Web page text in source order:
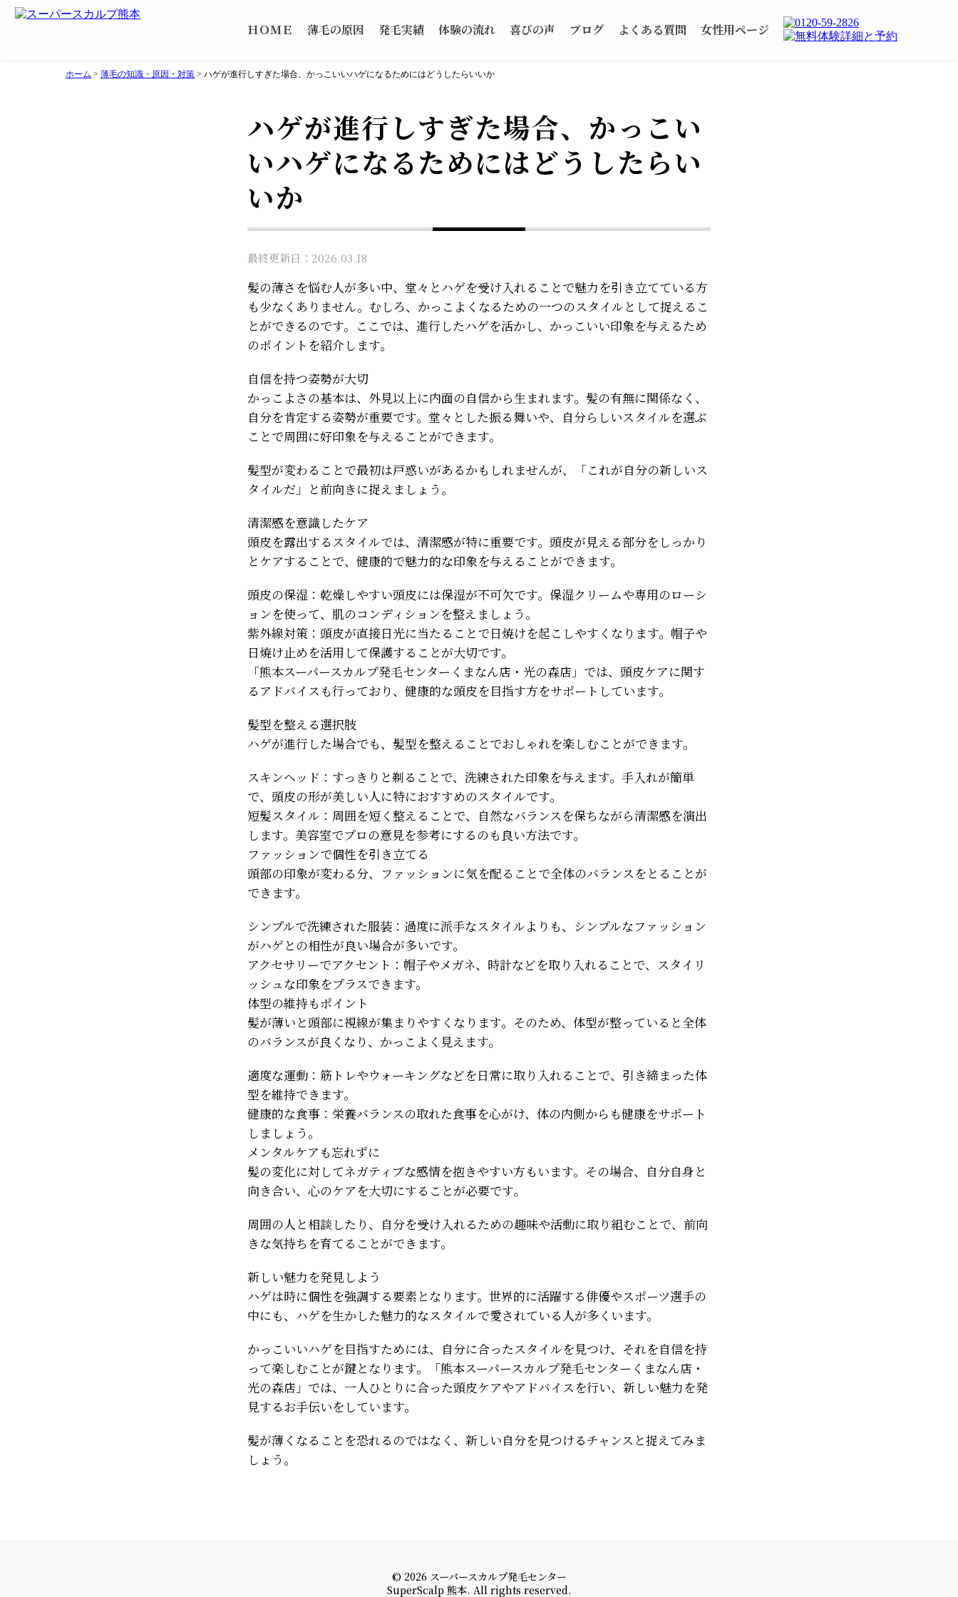
ＨＯＭＥ 薄毛の原因 発毛実績 体験の流れ 喜びの声 ブログ よくある質問 女性用ページ
ホーム > 薄毛の知識・原因・対策 > ハゲが進行しすぎた場合、かっこいいハゲになるためにはどうしたらいいか
ハゲが進行しすぎた場合、かっこい
いハゲになるためにはどうしたらい
いか
最終更新日：2026.03.18
髪の薄さを悩む人が多い中、堂々とハゲを受け入れることで魅力を引き立てている方
も少なくありません。むしろ、かっこよくなるための一つのスタイルとして捉えるこ
とができるのです。ここでは、進行したハゲを活かし、かっこいい印象を与えるため
のポイントを紹介します。
自信を持つ姿勢が大切
かっこよさの基本は、外見以上に内面の自信から生まれます。髪の有無に関係なく、
自分を肯定する姿勢が重要です。堂々とした振る舞いや、自分らしいスタイルを選ぶ
ことで周囲に好印象を与えることができます。
髪型が変わることで最初は戸惑いがあるかもしれませんが、「これが自分の新しいス
タイルだ」と前向きに捉えましょう。
清潔感を意識したケア
頭皮を露出するスタイルでは、清潔感が特に重要です。頭皮が見える部分をしっかり
とケアすることで、健康的で魅力的な印象を与えることができます。
頭皮の保湿：乾燥しやすい頭皮には保湿が不可欠です。保湿クリームや専用のローシ
ョンを使って、肌のコンディションを整えましょう。
紫外線対策：頭皮が直接日光に当たることで日焼けを起こしやすくなります。帽子や
日焼け止めを活用して保護することが大切です。
「熊本スーパースカルプ発毛センターくまなん店・光の森店」では、頭皮ケアに関す
るアドバイスも行っており、健康的な頭皮を目指す方をサポートしています。
髪型を整える選択肢
ハゲが進行した場合でも、髪型を整えることでおしゃれを楽しむことができます。
スキンヘッド：すっきりと剃ることで、洗練された印象を与えます。手入れが簡単
で、頭皮の形が美しい人に特におすすめのスタイルです。
短髪スタイル：周囲を短く整えることで、自然なバランスを保ちながら清潔感を演出
します。美容室でプロの意見を参考にするのも良い方法です。
ファッションで個性を引き立てる
頭部の印象が変わる分、ファッションに気を配ることで全体のバランスをとることが
できます。
シンプルで洗練された服装：過度に派手なスタイルよりも、シンプルなファッション
がハゲとの相性が良い場合が多いです。
アクセサリーでアクセント：帽子やメガネ、時計などを取り入れることで、スタイリ
ッシュな印象をプラスできます。
体型の維持もポイント
髪が薄いと頭部に視線が集まりやすくなります。そのため、体型が整っていると全体
のバランスが良くなり、かっこよく見えます。
適度な運動：筋トレやウォーキングなどを日常に取り入れることで、引き締まった体
型を維持できます。
健康的な食事：栄養バランスの取れた食事を心がけ、体の内側からも健康をサポート
しましょう。
メンタルケアも忘れずに
髪の変化に対してネガティブな感情を抱きやすい方もいます。その場合、自分自身と
向き合い、心のケアを大切にすることが必要です。
周囲の人と相談したり、自分を受け入れるための趣味や活動に取り組むことで、前向
きな気持ちを育てることができます。
新しい魅力を発見しよう
ハゲは時に個性を強調する要素となります。世界的に活躍する俳優やスポーツ選手の
中にも、ハゲを生かした魅力的なスタイルで愛されている人が多くいます。
かっこいいハゲを目指すためには、自分に合ったスタイルを見つけ、それを自信を持
って楽しむことが鍵となります。「熊本スーパースカルプ発毛センターくまなん店・
光の森店」では、一人ひとりに合った頭皮ケアやアドバイスを行い、新しい魅力を発
見するお手伝いをしています。
髪が薄くなることを恐れるのではなく、新しい自分を見つけるチャンスと捉えてみま
しょう。
© 2026 スーパースカルプ発毛センター
SuperScalp 熊本. All rights reserved.